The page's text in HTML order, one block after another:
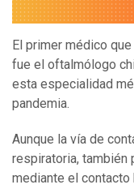
El primer médico
fue el oftalmólogo
esta especialidad
pandemia.
Aunque la vía de
respiratoria,
mediante el contacto